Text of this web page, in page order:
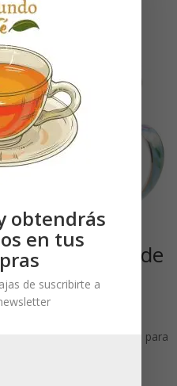
ver los precios
Taza infusora de
porcelana con
tapa ‘Paradise
300 ml
Necesitas estar registrado para
obtendrás
en tus
de suscribirte a